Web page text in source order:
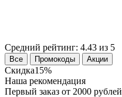
Средний рейтинг: 4.43 из 5
Все Промокоды Акции
Скидка15%
Наша рекомендация
Первый заказ от 2000